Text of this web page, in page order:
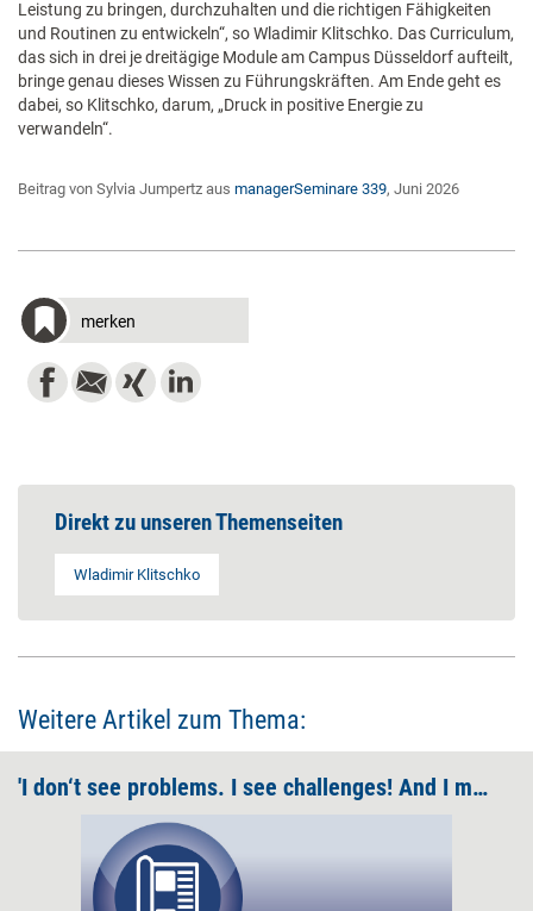
Leistung zu bringen, durchzuhalten und die richtigen Fähigkeiten
und Routinen zu entwickeln“, so Wladimir Klitschko. Das Curriculum,
das sich in drei je dreitägige Module am Campus Düsseldorf aufteilt,
bringe genau dieses Wissen zu Führungskräften. Am Ende geht es
dabei, so Klitschko, darum, „Druck in positive Energie zu
verwandeln“.
Beitrag von Sylvia Jumpertz aus managerSeminare 339, Juni 2026
merken
Direkt zu unseren Themenseiten
Wladimir Klitschko
Weitere Artikel zum Thema:
'I don‘t see problems. I see challenges! And I master them!'